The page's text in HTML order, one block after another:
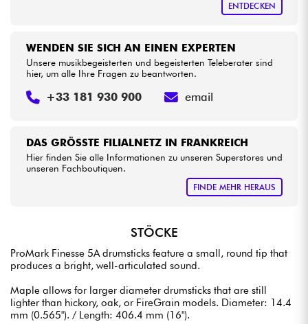
Bundle
Sehen Sie sich unsere Marken an
ENTDECKEN
DAS GRÖSSTE FILIALNETZ IN FRANKREICH
Hier finden Sie alle Informationen zu unseren Superstores und
unseren Fachboutiquen.
FINDE MEHR HERAUS
WENDEN SIE SICH AN EINEN EXPERTEN
Unsere musikbegeisterten und begeisterten Teleberater sind
hier, um alle Ihre Fragen zu beantworten.
+33 181 930 900 email
STÖCKE
ProMark Finesse 5A drumsticks feature a small, round tip that
produces a bright, well-articulated sound.
Maple allows for larger diameter drumsticks that are still
lighter than hickory, oak, or FireGrain models. Diameter: 14.4
mm (0.565"). / Length: 406.4 mm (16").